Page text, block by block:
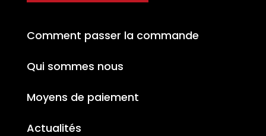
Comment passer la commande
Qui sommes nous
Moyens de paiement
Actualités